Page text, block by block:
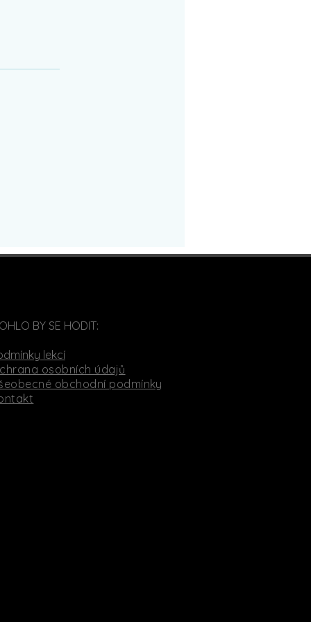
BY SE HODIT:
lekcí
osobních údajů
obchodní podmínky